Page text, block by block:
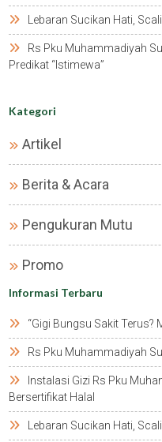
Lebaran Sucikan Hati,
Rs Pku Muhammadiyah
Predikat “istimewa”
Kategori
Artikel
Berita & Acara
Pengukuran Mutu
Promo
Informasi Terbaru
“gigi Bungsu Sakit Terus?
Rs Pku Muhammadiyah
Instalasi Gizi Rs Pku
Bersertifikat Halal
Lebaran Sucikan Hati,